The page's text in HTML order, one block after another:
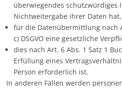
überwiegendes schutzwürdiges
Nichtweitergabe ihrer Daten hat,
für die Datenübermittlung nach
c) DSGVO eine gesetzliche
dies nach Art. 6 Abs. 1 Satz 1
Erfüllung eines
Person erforderlich ist.
In anderen Fällen werden